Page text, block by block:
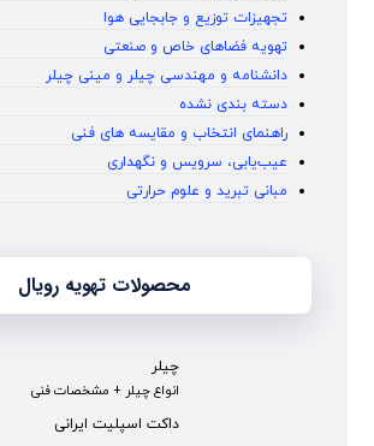
تجهیزات توزیع و جابجایی هوا
تهویه فضاهای خاص و صنعتی
دانشنامه و مهندسی چیلر و مینی چیلر
دسته بندی نشده
راهنمای انتخاب و مقایسه‌ های فنی
عیب‌یابی، سرویس و نگهداری
مبانی تبرید و علوم حرارتی
محصولات تهویه رویال
چیلر
انواع چیلر + مشخصات فنی
داکت اسپلیت ایرانی